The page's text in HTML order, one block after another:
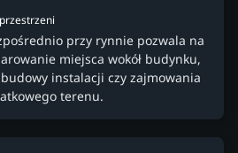
przy rynnie pozwala na
miejsca wokół budynku,
instalacji czy zajmowania
terenu.